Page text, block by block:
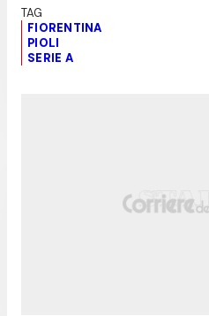
FIORENTINA
PIOLI
SERIE A